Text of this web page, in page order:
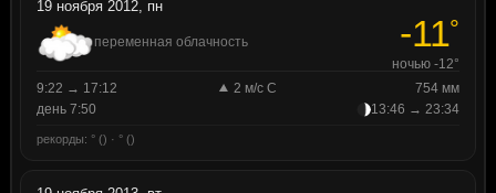
19 ноября 2012, пн
переменная облачность -11°
ночью -12°
9:22 → 17:12
2 м/с С
754 мм
день 7:50
13:46 → 23:34
рекорды: ° () · ° ()